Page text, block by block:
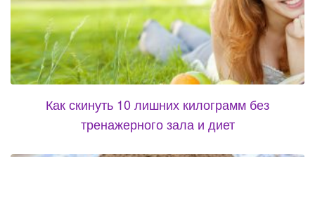
Как скинуть 10 лишних килограмм без
тренажерного зала и диет